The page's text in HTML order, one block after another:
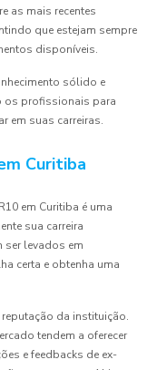
as mais recentes
que estejam sempre
disponíveis.
sólido e
os profissionais para
em suas carreiras.
Curitiba
em Curitiba é uma
sua carreira
ser levados em
certa e obtenha uma
da instituição.
tendem a oferecer
e feedbacks de ex-